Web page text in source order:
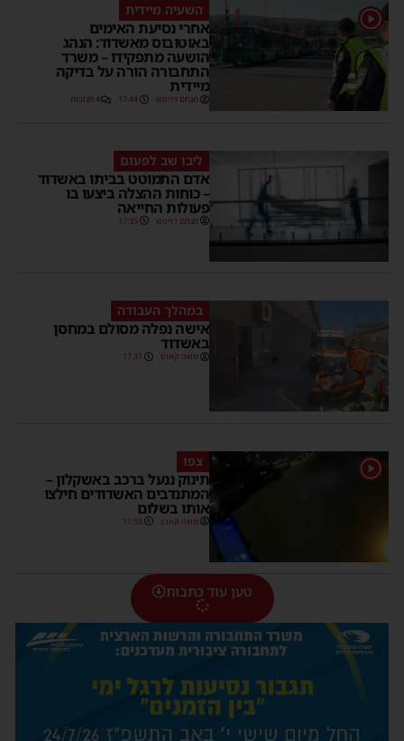
1 השעיה מיידית
אחרי נסיעת האימים
באוטובוס מאשדוד: הנהג
הושעה מתפקידו – משרד
התחבורה הורה על בדיקה
מיידית
מנחם דויטש 17:44 4 תגובות
ליבו שב לפעום
אדם התמוטט בביתו באשדוד
– כוחות ההצלה ביצעו בו
פעולות החייאה
מנחם דויטש 17:35
במהלך העבודה
אישה נפלה מסולם במחסן
באשדוד
משה קאהן 17:31
1 צפו
תינוק ננעל ברכב באשקלון –
המתנדבים האשדודים חילצו
אותו בשלום
משה קאהן 11:53
טען עוד כתבות